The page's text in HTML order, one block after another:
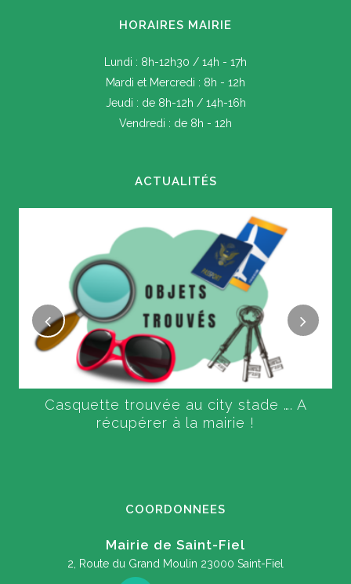
HORAIRES MAIRIE
Lundi : 8h-12h30 / 14h - 17h
Mardi et Mercredi : 8h - 12h
Jeudi : de 8h-12h / 14h-16h
Vendredi : de 8h - 12h
ACTUALITÉS
Casquette trouvée au city stade …. A
récupérer à la mairie !
COORDONNEES
Mairie de Saint-Fiel
2, Route du Grand Moulin 23000 Saint-Fiel